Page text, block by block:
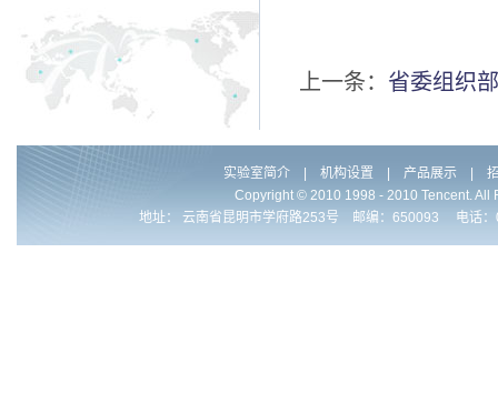
上一条： 省委组织
实验室简介 机构设置 产品展示
Copyright © 2010 1998 - 2010 Tencent.
地址： 云南省昆明市学府路253号 邮编：650093 电话